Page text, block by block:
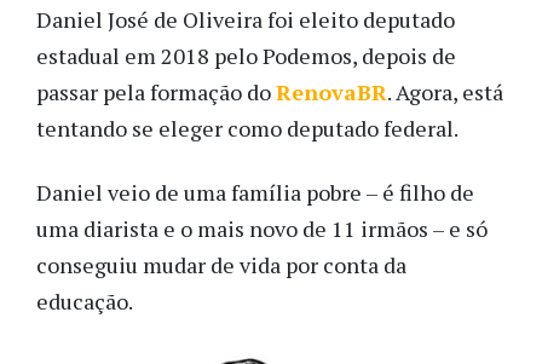
Daniel José de Oliveira foi eleito deputado
estadual em 2018 pelo Podemos, depois de
passar pela formação doRenovaBR. Agora, está
tentando se eleger como deputado federal.
Daniel veio de uma família pobre – é filho de
uma diarista e o mais novo de 11 irmãos – e só
conseguiu mudar de vida por conta da
educação.